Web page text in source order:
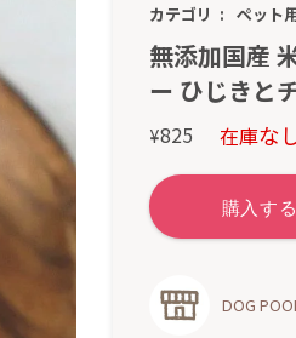
カテゴリ ペット
無添加国産
ー ひじきと
¥825 在庫な
DOG